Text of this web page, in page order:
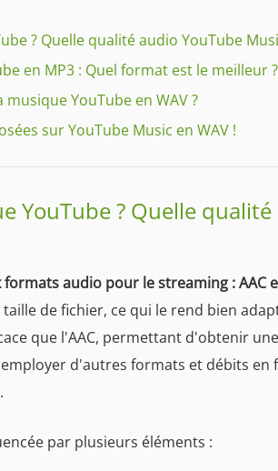
? Quelle qualité audio YouTube
en MP3 : Quel format est le meilleur ?
YouTube en WAV ?
sur YouTube Music en WAV !
YouTube ? Quelle
audio pour le streaming : AAC
de fichier, ce qui le rend bien
que l'AAC, permettant d'obtenir
d'autres formats et débits
par plusieurs éléments :